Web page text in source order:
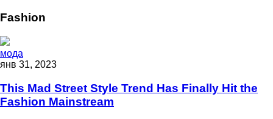
Fashion
мода
янв 31, 2023
This Mad Street Style Trend Has Finally Hit the
Fashion Mainstream